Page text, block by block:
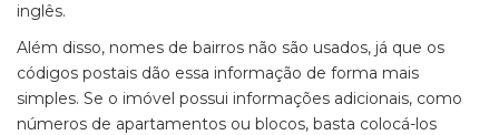
inglês.
Além disso, nomes de bairros não são usados, já que os
códigos postais dão essa informação de forma mais
simples. Se o imóvel possui informações adicionais, como
números de apartamentos ou blocos, basta colocá-los